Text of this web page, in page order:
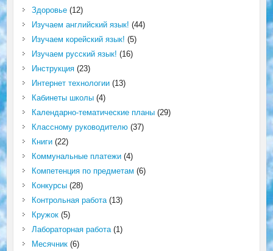
Здоровье(12)
Изучаем английский язык! (44)
Изучаем корейский язык! (5)
Изучаем русский язык! (16)
Инструкция(23)
Интернет технологии(13)
Кабинеты школы(4)
Календарно-тематические планы(29)
Классному руководителю(37)
Книги(22)
Коммунальные платежи(4)
Компетенция по предметам (6)
Конкурсы(28)
Контрольная работа(13)
Кружок(5)
Лабораторная работа(1)
Месячник(6)